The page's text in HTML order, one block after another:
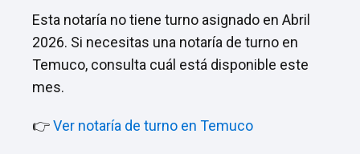
Esta notaría no tiene turno asignado en Abril
2026. Si necesitas una notaría de turno en
Temuco, consulta cuál está disponible este
mes.
👉Ver notaría de turno en Temuco